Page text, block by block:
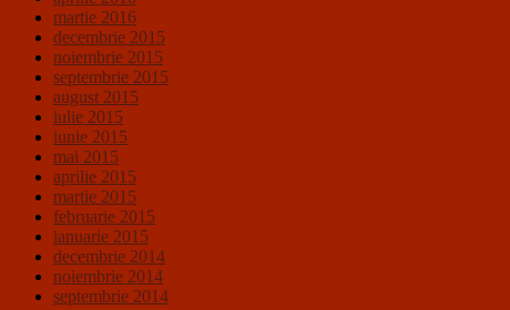
martie 2016
decembrie 2015
noiembrie 2015
septembrie 2015
august 2015
iulie 2015
iunie 2015
mai 2015
aprilie 2015
martie 2015
februarie 2015
ianuarie 2015
decembrie 2014
noiembrie 2014
septembrie 2014